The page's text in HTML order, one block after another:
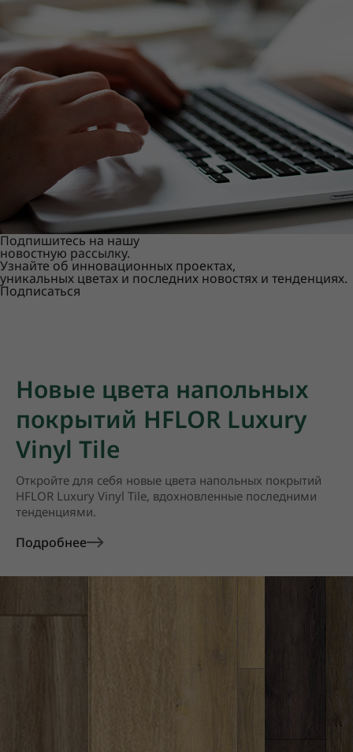
Подпишитесь на нашу
новостную рассылку.
Узнайте об инновационных проектах,
уникальных цветах и последних новостях и тенденциях.
Подписаться
Новые цвета напольных
покрытий HFLOR Luxury
Vinyl Tile
Откройте для себя новые цвета напольных покрытий
HFLOR Luxury Vinyl Tile, вдохновленные последними
тенденциями.
Подробнее